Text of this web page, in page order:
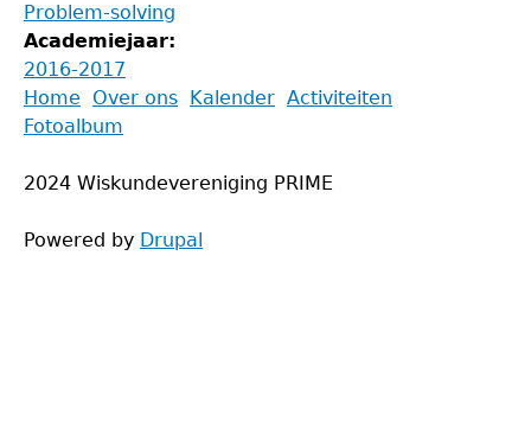
Problem-solving
Academiejaar:
2016-2017
Back
to
Main
menu
Home Over ons Kalender Activiteiten
Fotoalbum
2024 Wiskundevereniging PRIME
Powered by Drupal